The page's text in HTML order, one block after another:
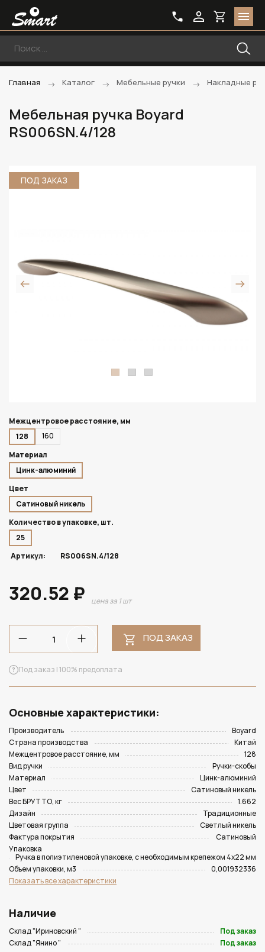
Главная Каталог Мебельные ручки Накладные
Мебельная ручка Boyard
RS006SN.4/128
ПОД ЗАКАЗ
Межцентровое расстояние, мм
128
160
Материал
Цинк-алюминий
Цвет
Сатиновый никель
Количество в упаковке, шт.
25
Артикул:
RS006SN.4/128
320.52 ₽ цена за 1 шт
ПОД ЗАКАЗ
Под заказ | 100% предоплата
Основные характеристики:
Производитель
Boyard
Страна производства
Китай
Межцентровое расстояние, мм
128
Вид ручки
Ручки-скобы
Материал
Цинк-алюминий
Цвет
Сатиновый никель
Вес БРУТТО, кг
1.662
Дизайн
Традиционные
Цветовая группа
Светлый никель
Фактура покрытия
Сатиновый
Упаковка
Ручка в полиэтиленовой упаковке, с необходимым крепежом 4х22 мм
Объем упаковки, м3
0,001932336
Показать все характеристики
Наличие
Склад "Ириновский "
Под заказ
Склад "Янино "
Под заказ